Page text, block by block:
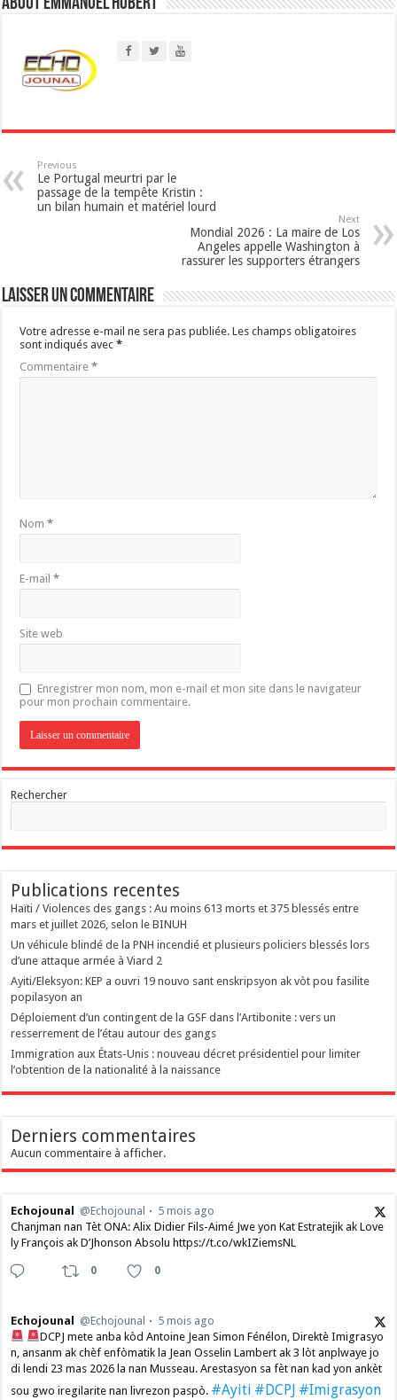
p
p
Previous
Le Portugal meurtri par le
passage de la tempête Kristin :
un bilan humain et matériel lourd
Next
Mondial 2026 : La maire de Los
Angeles appelle Washington à
rassurer les supporters étrangers
Laisser un commentaire
Votre adresse e-mail ne sera pas publiée. Les champs obligatoires
sont indiqués avec*
Commentaire*
Nom*
E-mail*
Site web
Enregistrer mon nom, mon e-mail et mon site dans le navigateur
pour mon prochain commentaire.
Rechercher
Publications recentes
Haïti / Violences des gangs : Au moins 613 morts et 375 blessés entre
mars et juillet 2026, selon le BINUH
Un véhicule blindé de la PNH incendié et plusieurs policiers blessés lors
d’une attaque armée à Viard 2
‎Ayiti/Eleksyon: KEP a ouvri 19 nouvo sant enskripsyon ak vòt pou fasilite
popilasyon an
Déploiement d’un contingent de la GSF dans l’Artibonite : vers un
resserrement de l’étau autour des gangs
Immigration aux États-Unis : nouveau décret présidentiel pour limiter
l’obtention de la nationalité à la naissance
Derniers commentaires
Aucun commentaire à afficher.
Echojounal @Echojounal
5 mois ago
Chanjman nan Tèt ONA: Alix Didier Fils-Aimé Jwe yon Kat Estratejik ak Love
ly François ak D’Jhonson Absolu https://t.co/wkIZiemsNL
0 0
Echojounal @Echojounal
5 mois ago
DCPJ mete anba kòd Antoine Jean Simon Fénélon, Direktè Imigrasyo
n, ansanm ak chèf enfòmatik la Jean Osselin Lambert ak 3 lòt anplwaye jo
di lendi 23 mas 2026 la nan Musseau. Arestasyon sa fèt nan kad yon ankèt
sou gwo iregilarite nan livrezon paspò. #Ayiti #DCPJ #Imigrasyon